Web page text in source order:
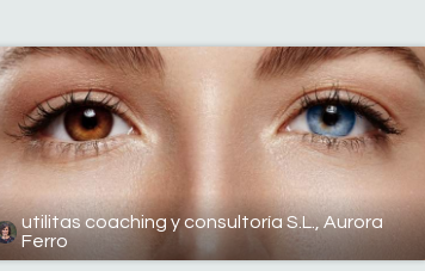
utilitas coaching y consultoría S.L., Aurora
Ferro